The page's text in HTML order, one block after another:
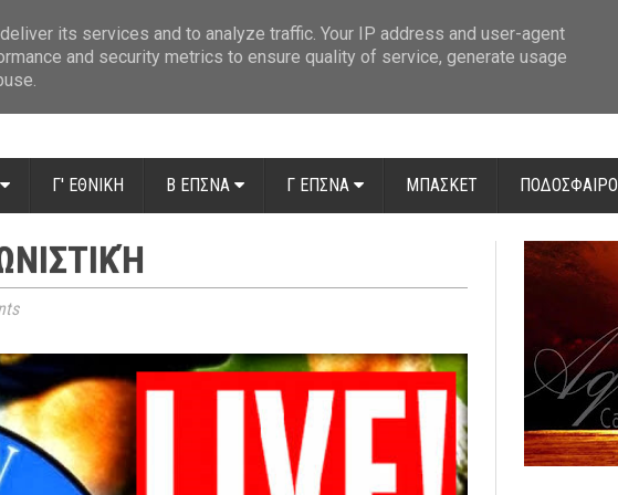
Γ' ΕΘΝΙΚΗ Β ΕΠΣΝΑ Γ ΕΠΣΝΑ ΜΠΑΣΚΕΤ ΠΟΔΟΣΦΑΙΡΟ
its services and to analyze traffic. Your IP address and user-agent
and security metrics to ensure quality of service, generate usage